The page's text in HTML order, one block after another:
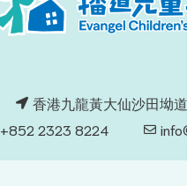
香港九龍黃大仙沙田坳
+852 2323 8224